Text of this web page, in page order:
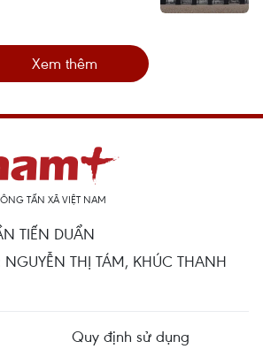
Xem thêm
TẤN XÃ VIỆT NAM
TIẾN DUẨN
THỊ TÁM, KHÚC THANH
Quy định sử dụng